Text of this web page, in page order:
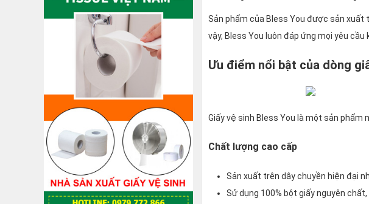
Sản phẩm của Bless You được sản xuất
vậy, Bless You luôn đáp ứng mọi yêu
Ưu điểm nổi bật của dòng
Giấy vệ sinh Bless You là một sản phẩm
Chất lượng cao cấp
Sản xuất trên dây chuyền hiện đại
Sử dụng 100% bột giấy nguyên